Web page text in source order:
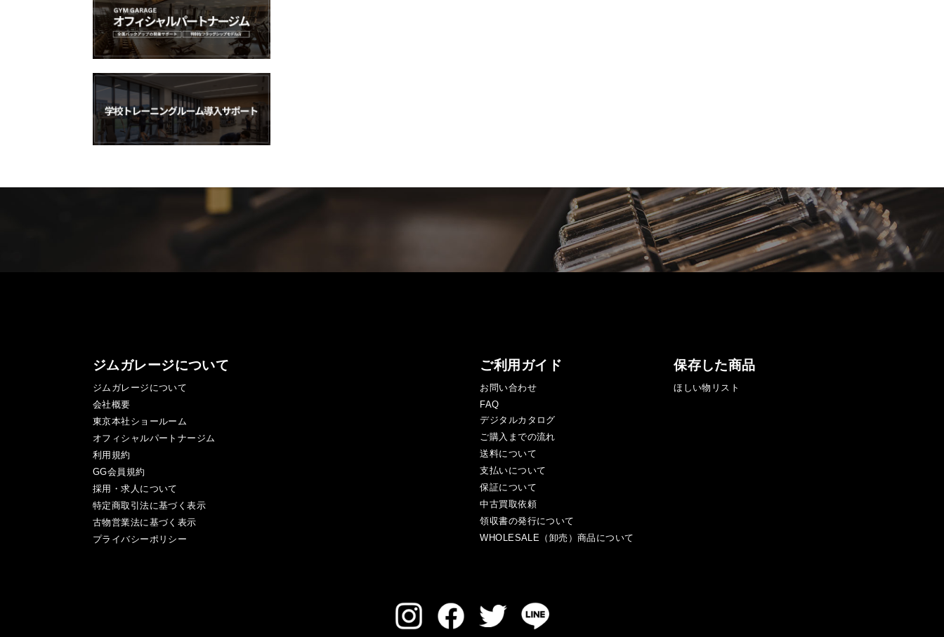
ジムガレージについて
ジムガレージについて
会社概要
東京本社ショールーム
オフィシャルパートナージム
利用規約
GG会員規約
採用・求人について
特定商取引法に基づく表示
古物営業法に基づく表示
プライバシーポリシー
ご利用ガイド
お問い合わせ
FAQ
デジタルカタログ
ご購入までの流れ
送料について
支払いについて
保証について
中古買取依頼
領収書の発行について
WHOLESALE（卸売）商品について
保存した商品
ほしい物リスト